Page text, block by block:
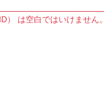
） は空白ではいけません。